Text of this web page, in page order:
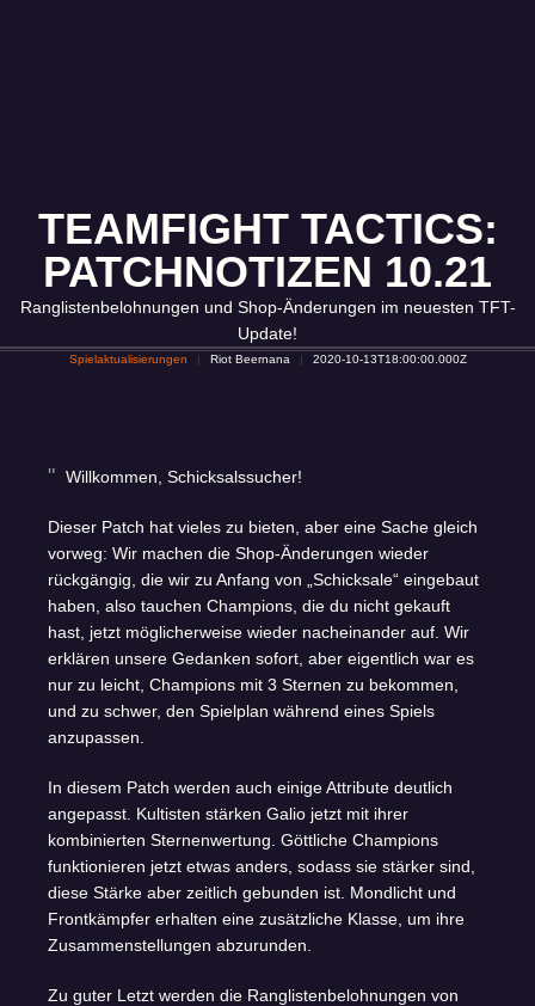
TEAMFIGHT TACTICS:
PATCHNOTIZEN 10.21
Ranglistenbelohnungen und Shop-Änderungen im neuesten TFT-
Update!
Spielaktualisierungen Riot Beernana 2020-10-13T18:00:00.000Z
Willkommen, Schicksalssucher!
Dieser Patch hat vieles zu bieten, aber eine Sache gleich
vorweg: Wir machen die Shop-Änderungen wieder
rückgängig, die wir zu Anfang von „Schicksale“ eingebaut
haben, also tauchen Champions, die du nicht gekauft
hast, jetzt möglicherweise wieder nacheinander auf. Wir
erklären unsere Gedanken sofort, aber eigentlich war es
nur zu leicht, Champions mit 3 Sternen zu bekommen,
und zu schwer, den Spielplan während eines Spiels
anzupassen.
In diesem Patch werden auch einige Attribute deutlich
angepasst. Kultisten stärken Galio jetzt mit ihrer
kombinierten Sternenwertung. Göttliche Champions
funktionieren jetzt etwas anders, sodass sie stärker sind,
diese Stärke aber zeitlich gebunden ist. Mondlicht und
Frontkämpfer erhalten eine zusätzliche Klasse, um ihre
Zusammenstellungen abzurunden.
Zu guter Letzt werden die Ranglistenbelohnungen von